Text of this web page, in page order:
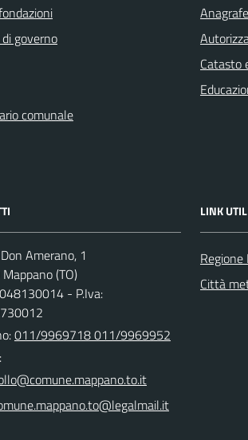
governo
comunale
Catasto
Amerano, 1
(TO)
- P.Iva:
011/9969718 011/9969952
LINK
Città